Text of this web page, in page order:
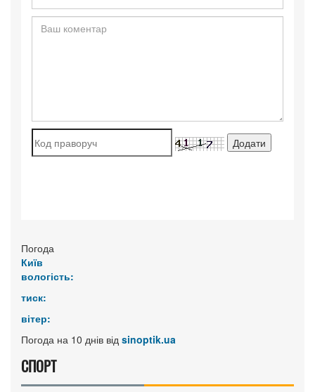
Погода
Київ
вологість:
тиск:
вітер:
Погода на 10 днів від sinoptik.ua
СПОРТ